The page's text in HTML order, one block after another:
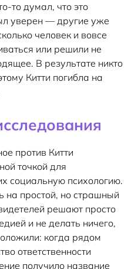
то думал, что это
уверен — другие уже
человек и вовсе
или решили не
В результате никто
Китти погибла на
против Китти
точкой для
социальную психологию.
на простой, но страшный
решают просто
и не делать ничего,
когда рядом
ответственности
получило название